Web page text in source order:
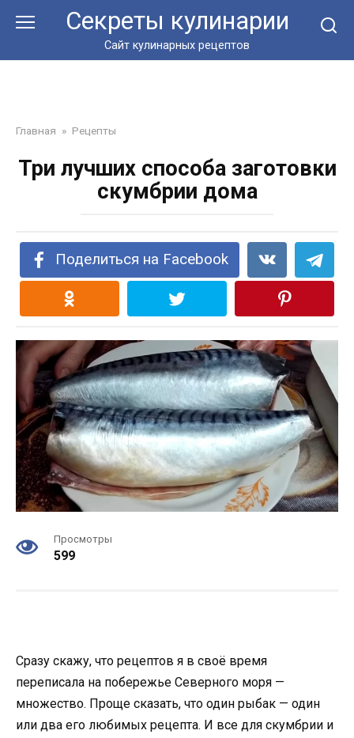
Секреты кулинарии
Сайт кулинарных рецептов
Главная » Рецепты
Три лучших способа заготовки
скумбрии дома
Поделиться на Facebook
Просмотры
599
Сразу скажу, что рецептов я в своё время
переписала на побережье Северного моря —
множество. Проще сказать, что один рыбак — один
или два его любимых рецепта. И все для скумбрии и